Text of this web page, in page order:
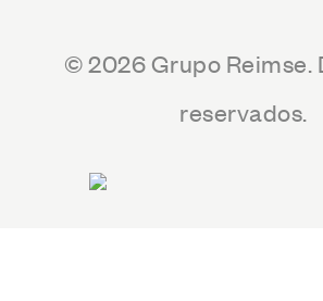
© 2026 Grupo Reimse.
reservados.